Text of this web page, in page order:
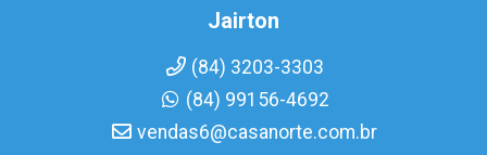
Jairton
(84) 3203-3303
(84) 99156-4692
vendas6@casanorte.com.br